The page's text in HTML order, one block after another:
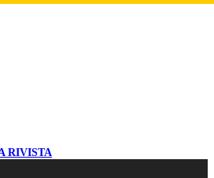
RIVISTA